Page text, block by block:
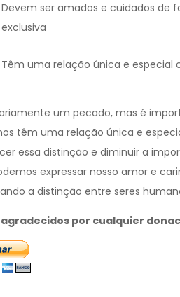
Devem ser amados e cuidados de
exclusiva
Têm uma relação única e especial
um pecado, mas é
têm uma relação única e
essa distinção e diminuir a
expressar nosso amor e
a distinção entre seres
por cualquier